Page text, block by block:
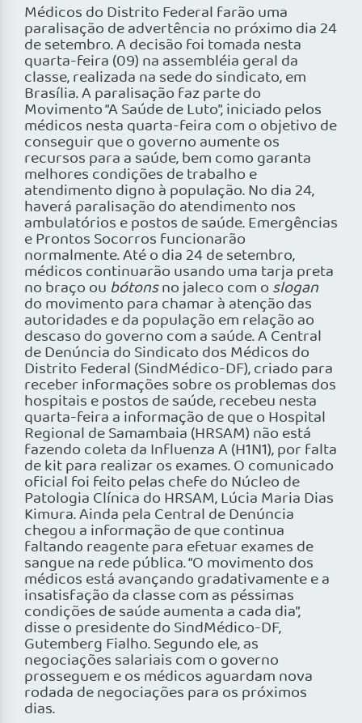
Médicos do Distrito Federal farão uma
paralisação de advertência no próximo dia 24
de setembro. A decisão foi tomada nesta
quarta-feira (09) na assembléia geral da
classe, realizada na sede do sindicato, em
Brasília. A paralisação faz parte do
Movimento “A Saúde de Luto”, iniciado pelos
médicos nesta quarta-feira com o objetivo de
conseguir que o governo aumente os
recursos para a saúde, bem como garanta
melhores condições de trabalho e
atendimento digno à população. No dia 24,
haverá paralisação do atendimento nos
ambulatórios e postos de saúde. Emergências
e Prontos Socorros funcionarão
normalmente. Até o dia 24 de setembro,
médicos continuarão usando uma tarja preta
no braço ou bótonsno jaleco com o slogan
do movimento para chamar à atenção das
autoridades e da população em relação ao
descaso do governo com a saúde. A Central
de Denúncia do Sindicato dos Médicos do
Distrito Federal (SindMédico-DF), criado para
receber informações sobre os problemas dos
hospitais e postos de saúde, recebeu nesta
quarta-feira a informação de que o Hospital
Regional de Samambaia (HRSAM) não está
fazendo coleta da Influenza A (H1N1), por falta
de kit para realizar os exames. O comunicado
oficial foi feito pelas chefe do Núcleo de
Patologia Clínica do HRSAM, Lúcia Maria Dias
Kimura. Ainda pela Central de Denúncia
chegou a informação de que continua
faltando reagente para efetuar exames de
sangue na rede pública. “O movimento dos
médicos está avançando gradativamente e a
insatisfação da classe com as péssimas
condições de saúde aumenta a cada dia”,
disse o presidente do SindMédico-DF,
Gutemberg Fialho. Segundo ele, as
negociações salariais com o governo
prosseguem e os médicos aguardam nova
rodada de negociações para os próximos
dias.